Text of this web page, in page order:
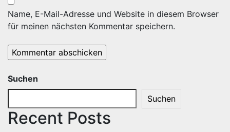
Name, E-Mail-Adresse und Website in diesem Browser
für meinen nächsten Kommentar speichern.
Suchen
Suchen
Recent Posts